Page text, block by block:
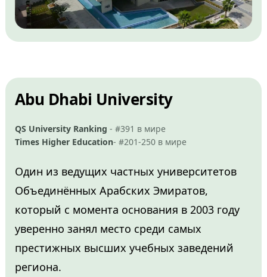
Abu Dhabi University
QS University Ranking - #391 в мире
Times Higher Education- #201-250 в мире
Один из ведущих частных университетов
Объединённых Арабских Эмиратов,
который с момента основания в 2003 году
уверенно занял место среди самых
престижных высших учебных заведений
региона.